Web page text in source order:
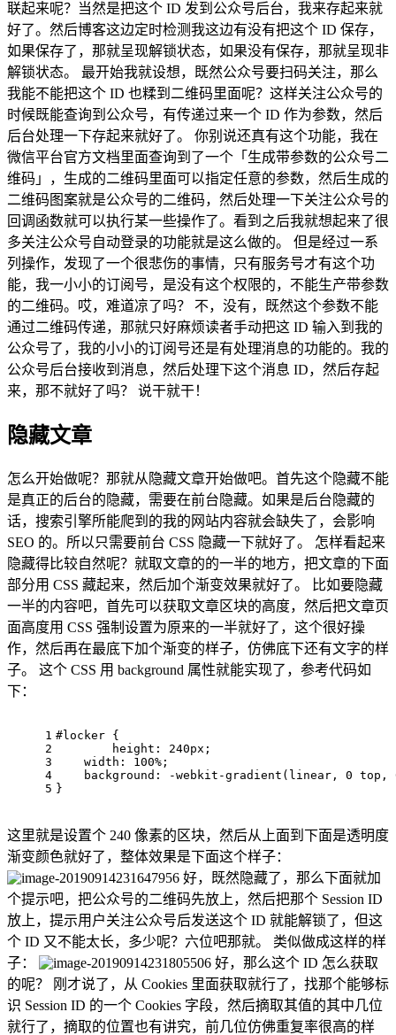
联起来呢？当然是把这个 ID 发到公众号后台，我来存起来就
好了。然后博客这边定时检测我这边有没有把这个 ID 保存，
如果保存了，那就呈现解锁状态，如果没有保存，那就呈现非
解锁状态。 最开始我就设想，既然公众号要扫码关注，那么
我能不能把这个 ID 也糅到二维码里面呢？这样关注公众号的
时候既能查询到公众号，有传递过来一个 ID 作为参数，然后
后台处理一下存起来就好了。 你别说还真有这个功能，我在
微信平台官方文档里面查询到了一个「生成带参数的公众号二
维码」，生成的二维码里面可以指定任意的参数，然后生成的
二维码图案就是公众号的二维码，然后处理一下关注公众号的
回调函数就可以执行某一些操作了。看到之后我就想起来了很
多关注公众号自动登录的功能就是这么做的。 但是经过一系
列操作，发现了一个很悲伤的事情，只有服务号才有这个功
能，我一小小的订阅号，是没有这个权限的，不能生产带参数
的二维码。哎，难道凉了吗？ 不，没有，既然这个参数不能
通过二维码传递，那就只好麻烦读者手动把这 ID 输入到我的
公众号了，我的小小的订阅号还是有处理消息的功能的。我的
公众号后台接收到消息，然后处理下这个消息 ID，然后存起
来，那不就好了吗？ 说干就干！
隐藏文章
怎么开始做呢？那就从隐藏文章开始做吧。首先这个隐藏不能
是真正的后台的隐藏，需要在前台隐藏。如果是后台隐藏的
话，搜索引擎所能爬到的我的网站内容就会缺失了，会影响
SEO 的。所以只需要前台 CSS 隐藏一下就好了。 怎样看起来
隐藏得比较自然呢？就取文章的的一半的地方，把文章的下面
部分用 CSS 藏起来，然后加个渐变效果就好了。 比如要隐藏
一半的内容吧，首先可以获取文章区块的高度，然后把文章页
面高度用 CSS 强制设置为原来的一半就好了，这个很好操
作，然后再在最底下加个渐变的样子，仿佛底下还有文字的样
子。 这个 CSS 用 background 属性就能实现了，参考代码如
下：
1
2
3
4
5
#locker {
height : 240px ;
width : 100% ;
background : -webkit-gradient (linear, 0 top,
}
这里就是设置个 240 像素的区块，然后从上面到下面是透明度
渐变颜色就好了，整体效果是下面这个样子：
好，既然隐藏了，那么下面就加
个提示吧，把公众号的二维码先放上，然后把那个 Session ID
放上，提示用户关注公众号后发送这个 ID 就能解锁了，但这
个 ID 又不能太长，多少呢？六位吧那就。 类似做成这样的样
子：
好，那么这个 ID 怎么获取
的呢？ 刚才说了，从 Cookies 里面获取就行了，找那个能够标
识 Session ID 的一个 Cookies 字段，然后摘取其值的其中几位
就行了，摘取的位置也有讲究，前几位仿佛重复率很高的样